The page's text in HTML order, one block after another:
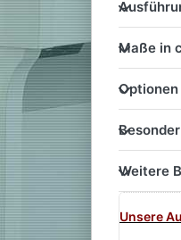
Maße
Maße in
Optionen
Weitere
Unsere